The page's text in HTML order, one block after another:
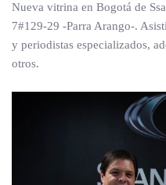
Nueva vitrina en Bogotá de
7#129-29 -Parra Arango-.
y periodistas especializados,
otros.